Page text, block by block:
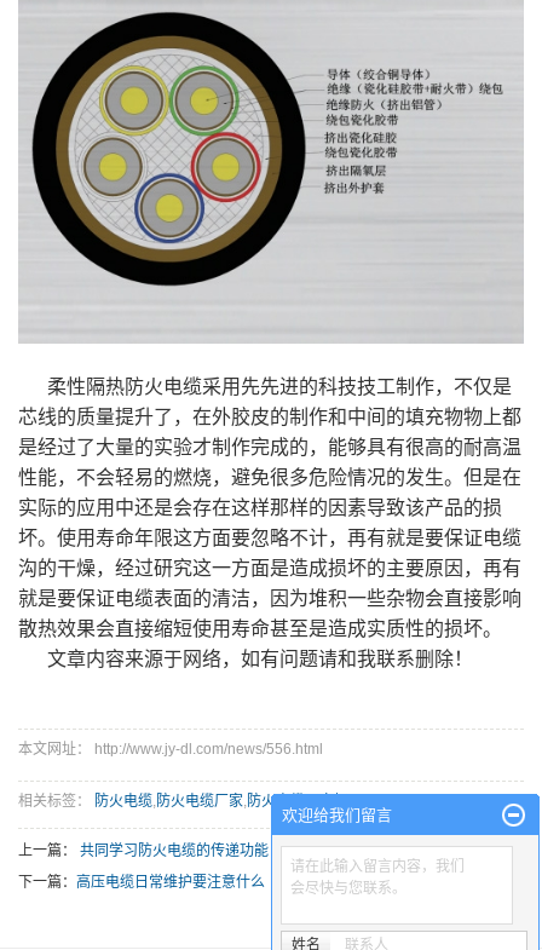
柔性隔热防火电缆采用先先进的科技技工制作，不仅是
芯线的质量提升了，在外胶皮的制作和中间的填充物物上都
是经过了大量的实验才制作完成的，能够具有很高的耐高温
性能，不会轻易的燃烧，避免很多危险情况的发生。但是在
实际的应用中还是会存在这样那样的因素导致该产品的损
坏。使用寿命年限这方面要忽略不计，再有就是要保证电缆
沟的干燥，经过研究这一方面是造成损坏的主要原因，再有
就是要保证电缆表面的清洁，因为堆积一些杂物会直接影响
散热效果会直接缩短使用寿命甚至是造成实质性的损坏。
文章内容来源于网络，如有问题请和我联系删除！
本文网址： http://www.jy-dl.com/news/556.html
相关标签： 防火电缆,防火电缆厂家,防火电缆哪家好
上一篇： 共同学习防火电缆的传递功能
下一篇： 高压电缆日常维护要注意什么
欢迎给我们留言
请在此输入留言内容，我们
会尽快与您联系。
姓名 联系人